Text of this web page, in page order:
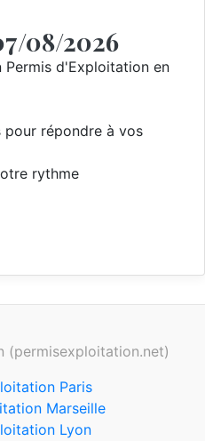
08/2026
d'Exploitation en
pour répondre à vos
rythme
Paris
Marseille
Lyon